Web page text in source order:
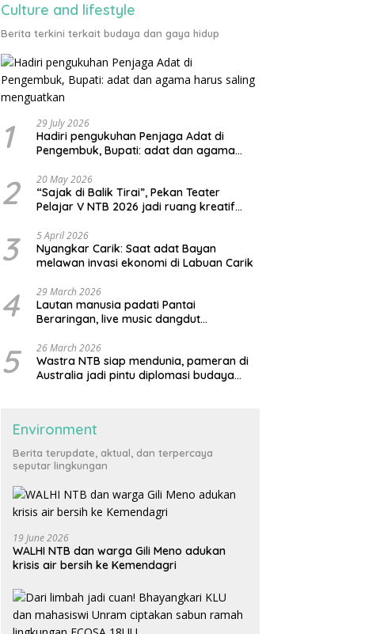
Culture and lifestyle
Berita terkini terkait budaya dan gaya hidup
1 29 July 2026
Hadiri pengukuhan Penjaga Adat di
Pengembuk, Bupati: adat dan agama
2 20 May 2026
“Sajak di Balik Tirai”, Pekan Teater
Pelajar V NTB 2026 jadi ruang kreatif
3 5 April 2026
Nyangkar Carik: Saat adat Bayan
melawan invasi ekonomi di Labuan Carik
4 29 March 2026
Lautan manusia padati Pantai
Beraringan, live music dangdut
KLU
5 26 March 2026
Wastra NTB siap mendunia, pameran di
Australia jadi pintu diplomasi budaya
Environment
Berita terupdate, aktual, dan terpercaya
seputar lingkungan
19 June 2026
WALHI NTB dan warga Gili Meno adukan
krisis air bersih ke Kemendagri